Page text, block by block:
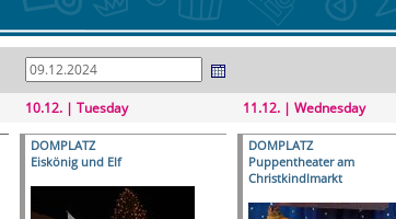
10.12. | Tuesday
DOMPLATZ
Eiskönig und Elf
11.12. | Wednesday
DOMPLATZ
Puppentheater am
Christkindlmarkt